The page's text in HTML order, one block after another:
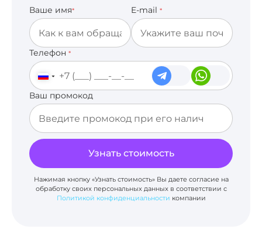
Ваше имя* E-mail *
Телефон *
Ваш промокод
Узнать стоимость
Нажимая кнопку «Узнать стоимость» Вы даете согласие на
обработку своих персональных данных в соответствии с
Политикой конфиденциальности компании